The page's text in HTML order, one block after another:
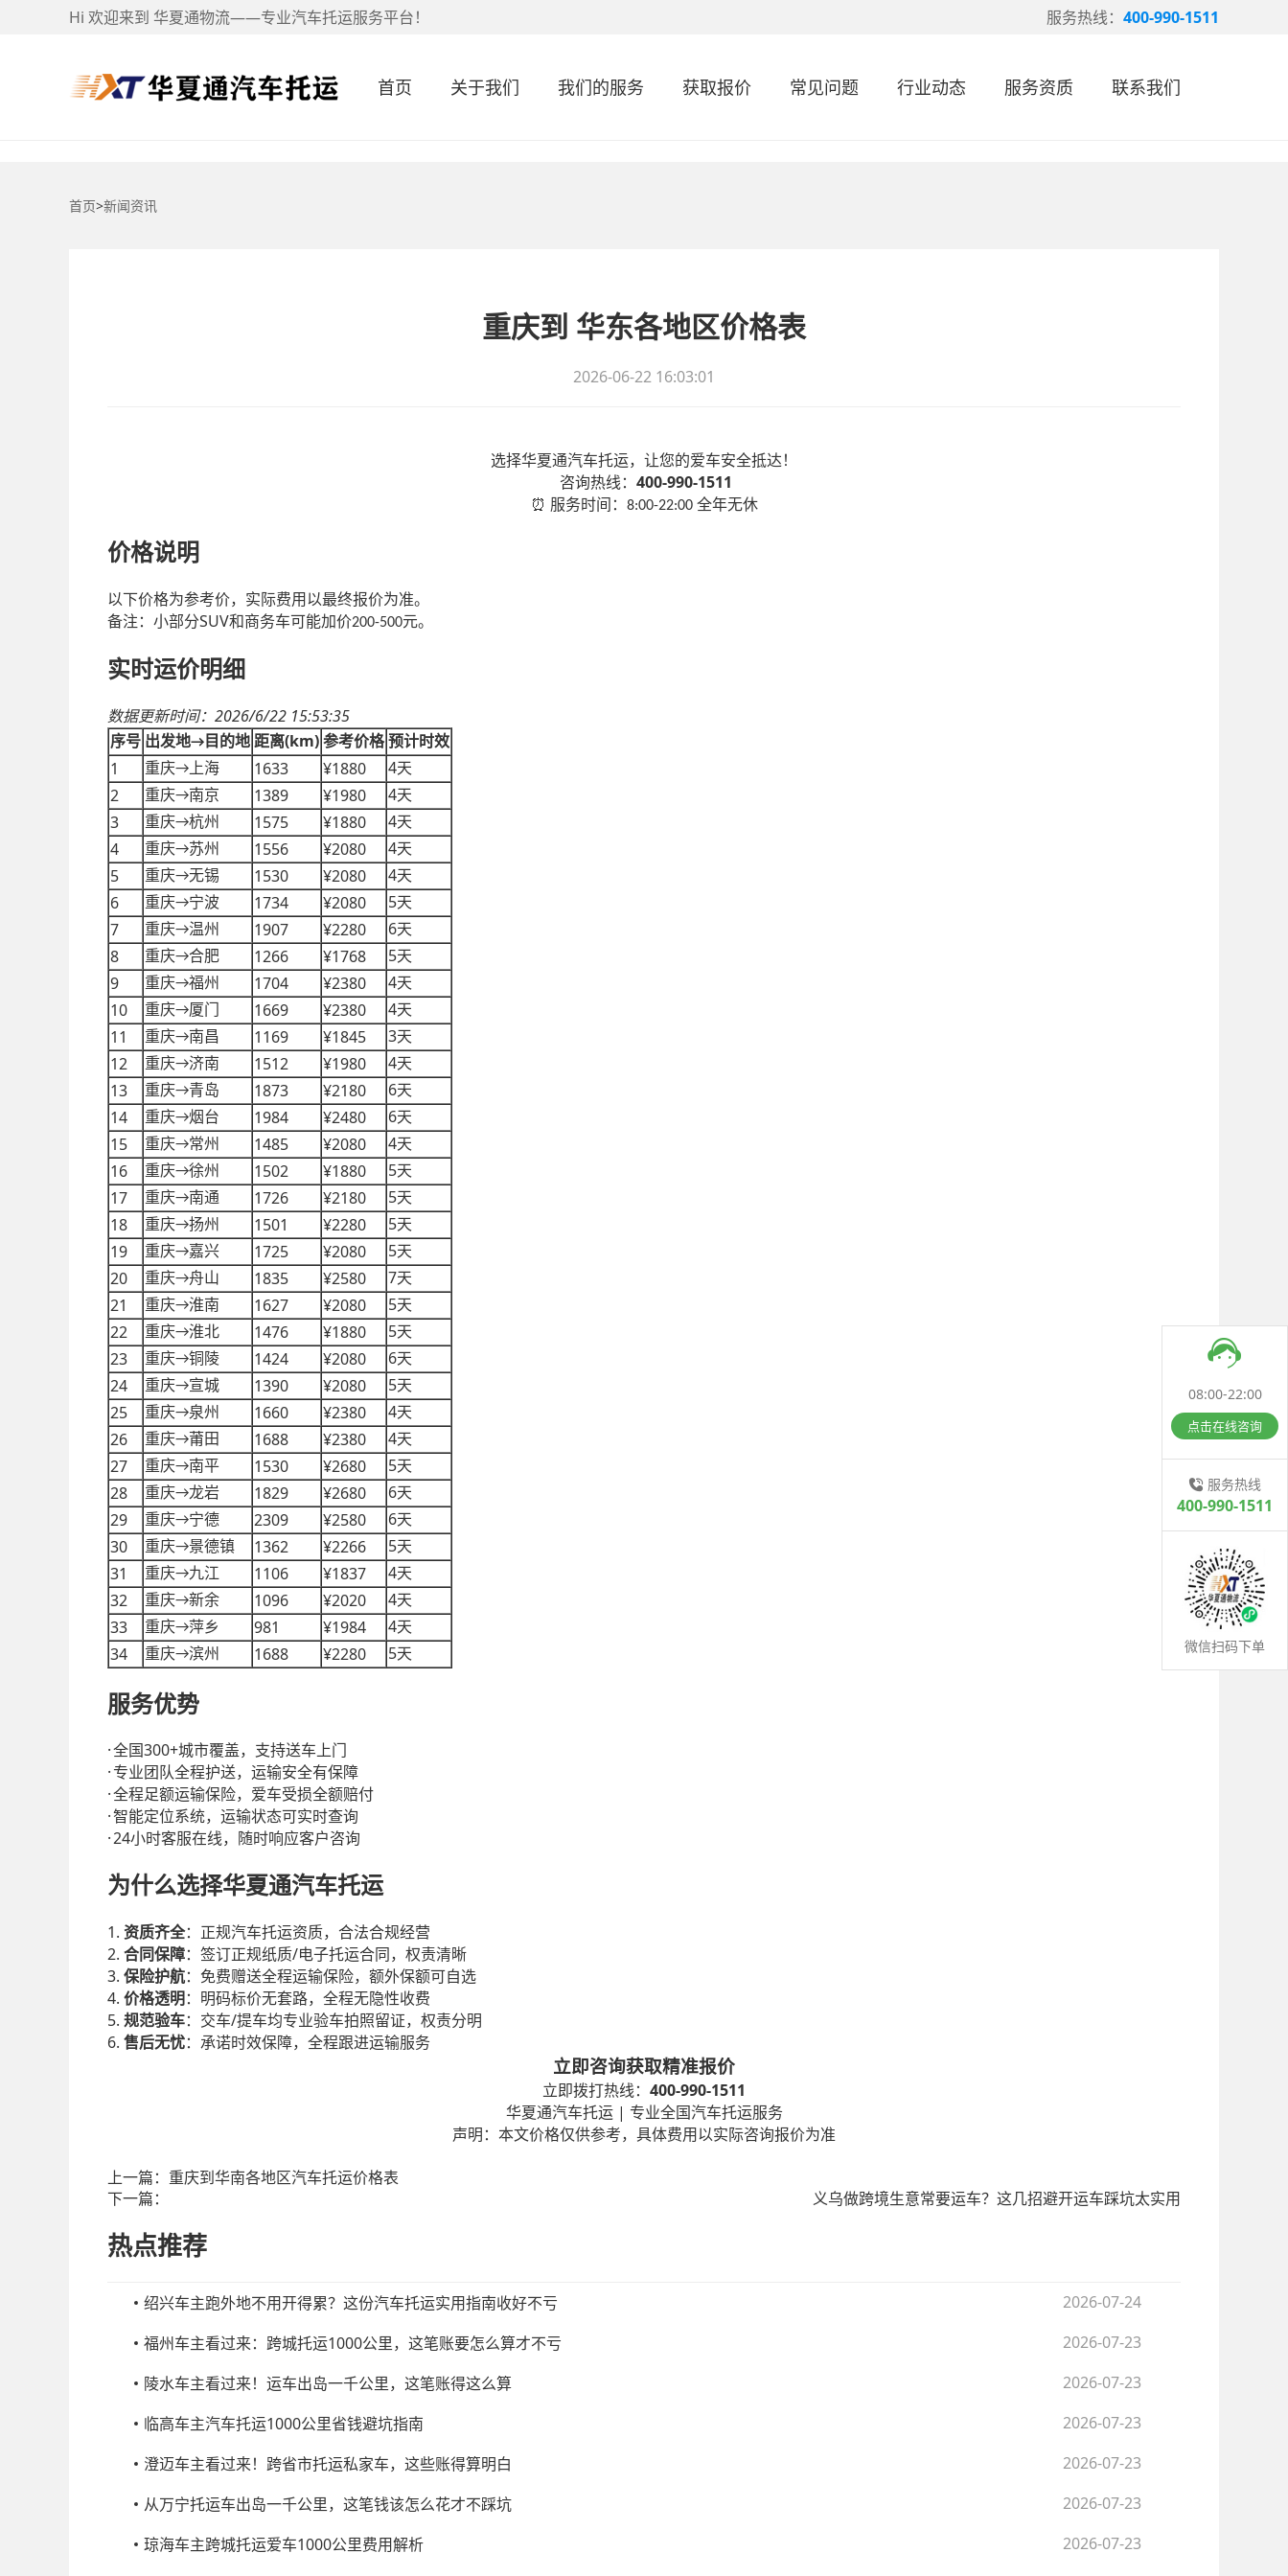
Hi 欢迎来到 华夏通物流——专业汽车托运服务平台！ 服务热线： 400-990-1511
首页 关于我们 我们的服务 获取报价 常见问题 行业动态 服务资质 联系我们
首页>新闻资讯
重庆到 华东各地区价格表
2026-06-22 16:03:01
选择华夏通汽车托运，让您的爱车安全抵达！
咨询热线： 400-990-1511
⏰ 服务时间： 8:00-22:00 全年无休
价格说明
以下价格为参考价，实际费用以最终报价为准。
备注：小部分SUV和商务车可能加价200-500元。
实时运价明细
数据更新时间： 2026/6/22 15:53:35
序号 出发地→ 目的地 距离(km) 参考价格 预计时效
1 重庆→ 上海 1633 ¥1880 4天
2 重庆→南京 1389 ¥1980 4天
3 重庆→杭州 1575 ¥1880 4天
4 重庆→苏州 1556 ¥2080 4天
5 重庆→无锡 1530 ¥2080 4天
6 重庆→宁波 1734 ¥2080 5天
7 重庆→温州 1907 ¥2280 6天
8 重庆→合肥 1266 ¥1768 5天
9 重庆→福州 1704 ¥2380 4天
10 重庆→厦门 1669 ¥2380 4天
11 重庆→南昌 1169 ¥1845 3天
12 重庆→济南 1512 ¥1980 4天
13 重庆→青岛 1873 ¥2180 6天
14 重庆→烟台 1984 ¥2480 6天
15 重庆→常州 1485 ¥2080 4天
16 重庆→徐州 1502 ¥1880 5天
17 重庆→南通 1726 ¥2180 5天
18 重庆→扬州 1501 ¥2280 5天
19 重庆→嘉兴 1725 ¥2080 5天
20 重庆→舟山 1835 ¥2580 7天
21 重庆→淮南 1627 ¥2080 5天
22 重庆→淮北 1476 ¥1880 5天
23 重庆→铜陵 1424 ¥2080 6天
24 重庆→宣城 1390 ¥2080 5天
25 重庆→泉州 1660 ¥2380 4天
26 重庆→莆田 1688 ¥2380 4天
27 重庆→南平 1530 ¥2680 5天
28 重庆→龙岩 1829 ¥2680 6天
29 重庆→宁德 2309 ¥2580 6天
30 重庆→景德镇 1362 ¥2266 5天
31 重庆→九江 1106 ¥1837 4天
32 重庆→新余 1096 ¥2020 4天
33 重庆→萍乡 981 ¥1984 4天
34 重庆→滨州 1688 ¥2280 5天
服务优势
·全国300+城市覆盖，支持送车上门
· 专业团队全程护送，运输安全有保障
·全程足额运输保险，爱车受损全额赔付
·智能定位系统，运输状态可实时查询
·24小时客服在线，随时响应客户咨询
为什么选择华夏通汽车托运
1. 资质齐全：正规汽车托运资质，合法合规经营
2. 合同保障：签订正规纸质/电子托运合同，权责清晰
3. 保险护航：免费赠送全程运输保险，额外保额可自选
4. 价格透明 ：明码标价无套路，全程无隐性收费
5. 规范验车：交车/提车均专业验车拍照留证，权责分明
6. 售后无忧：承诺时效保障，全程跟进运输服务
立即咨询获取精准报价
立即拨打热线： 400-990-1511
华夏通汽车托运| 专业全国汽车托运服务
声明：本文价格仅供参考，具体费用以实际咨询报价为准
上一篇： 重庆到华南各地区汽车托运价格表
下一篇：
义乌做跨境生意常要运车？这几招避开运车踩坑太实用
热点推荐
绍兴车主跑外地不用开得累？这份汽车托运实用指南收好不亏
2026-07-24
福州车主看过来：跨城托运1000公里，这笔账要怎么算才不亏
2026-07-23
陵水车主看过来！运车出岛一千公里，这笔账得这么算
2026-07-23
临高车主汽车托运1000公里省钱避坑指南
2026-07-23
澄迈车主看过来！跨省市托运私家车，这些账得算明白
2026-07-23
从万宁托运车出岛一千公里，这笔钱该怎么花才不踩坑
2026-07-23
琼海车主跨城托运爱车1000公里费用解析
2026-07-23
08:00-22:00
点击在线咨询
服务热线
400-990-1511
微信扫码下单